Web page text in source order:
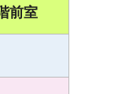
前室